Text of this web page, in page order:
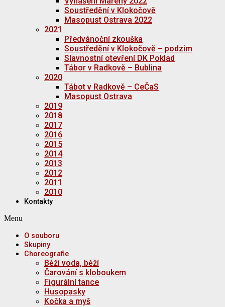
Soustředění v Klokočově
Masopust Ostrava 2022
2021
Předvánoční zkouška
Soustředění v Klokočově – podzim
Slavnostní otevření DK Poklad
Tábor v Radkově – Bublina
2020
Tábot v Radkově – CeČaS
Masopust Ostrava
2019
2018
2017
2016
2015
2014
2013
2012
2011
2010
Kontakty
Menu
O souboru
Skupiny
Choreografie
Běží voda, běží
Čarování s kloboukem
Figurální tance
Husopasky
Kočka a myš